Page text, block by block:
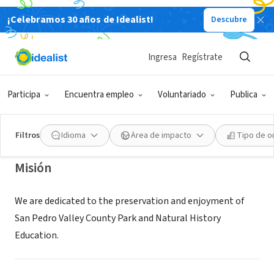
¡Celebramos 30 años de Idealist! Descubre
Participa Encuentra empleo Voluntariado Publica
Ingresa Regístrate
Filtros Idioma Área de impacto Tipo de
ORGANIZACIÓN SIN FIN DE LUCRO
FRIENDS OF SAN PEDRO VALLEY
COUNTY PARK
PACIFICA, CA friendsofsanpedrovalleypark.org/
Misión
We are dedicated to the preservation and enjoyment of
San Pedro Valley County Park and Natural History
Education.